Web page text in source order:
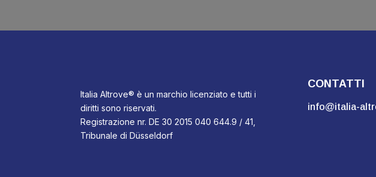
Italia Altrove® è un marchio licenziato e tutti i
diritti sono riservati.
Registrazione nr. DE 30 2015 040 644.9 / 41,
Tribunale di Düsseldorf
CONTATTI
info@italia-